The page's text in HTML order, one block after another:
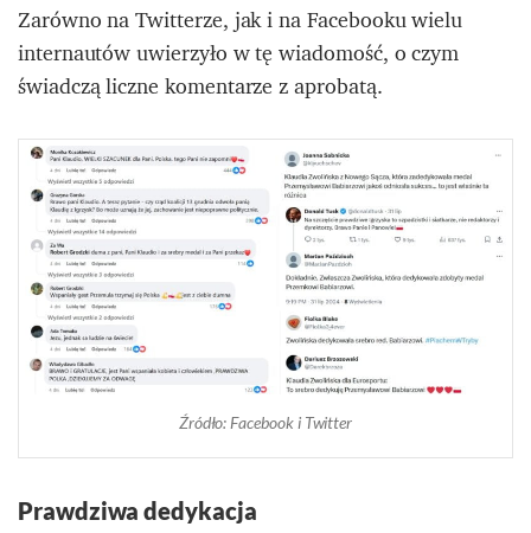
Zarówno na Twitterze, jak i na Facebooku wielu
internautów uwierzyło w tę wiadomość, o czym
świadczą liczne komentarze z aprobatą.
Źródło: Facebook i Twitter
Prawdziwa dedykacja